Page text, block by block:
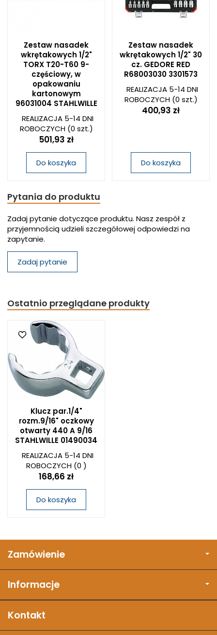
Zestaw nasadek
wkrętakowych 1/2"
TORX T20-T60 9-
częściowy, w
opakowaniu
kartonowym
96031004 STAHLWILLE
REALIZACJA 5-14 DNI
ROBOCZYCH(0 szt.)
501,93 zł
Do koszyka
Zestaw nasadek
wkrętakowych 1/2" 30
cz. GEDORE RED
R68003030 3301573
REALIZACJA 5-14 DNI
ROBOCZYCH(0 szt.)
400,93 zł
Do koszyka
Pytania do produktu
Zadaj pytanie dotyczące produktu. Nasz zespół z
przyjemnością udzieli szczegółowej odpowiedzi na
zapytanie.
Zadaj pytanie
Ostatnio przeglądane produkty
Klucz par.1/4"
rozm.9/16" oczkowy
otwarty 440 A 9/16
STAHLWILLE 01490034
REALIZACJA 5-14 DNI
ROBOCZYCH(0 )
168,66 zł
Do koszyka
Zamówienie
Informacje
Kontakt